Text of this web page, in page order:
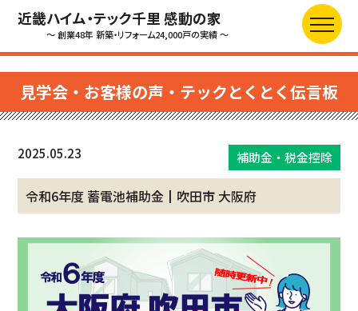
近畿ハイム・テック千里 感動の家
～ 創業48年 新築・リフォーム24,000戸の実績 ～
見学会・お客様の声・テックとくとく伝言板
2025.05.23 補助金・税金控除
令和6年度 蓄電池補助金┃吹田市 大阪府